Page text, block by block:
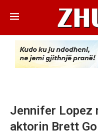
Jennifer Lopez
aktorin Brett